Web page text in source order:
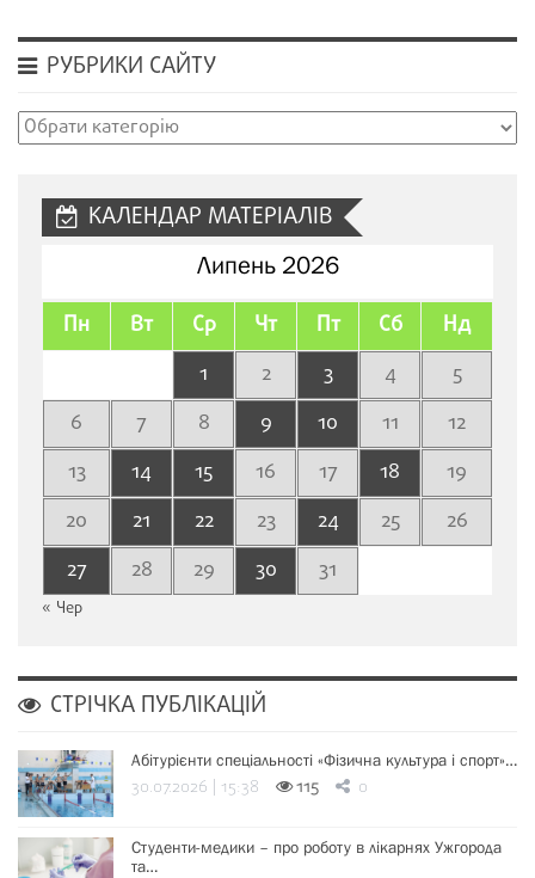
РУБРИКИ САЙТУ
Рубрики
КАЛЕНДАР МАТЕРІАЛІВ
Липень 2026
Пн Вт Ср Чт Пт Сб Нд
1 2 3 4
5
6
7 8 9 10 11
12
13
14 15 16 17 18
19
20
21 22 23 24 25
26
27
28 29 30 31
« Чер
СТРІЧКА ПУБЛІКАЦІЙ
Абітурієнти спеціальності «Фізична культура і спорт»…
30.07.2026 | 15:38 115 0
Студенти-медики – про роботу в лікарнях Ужгорода
та…